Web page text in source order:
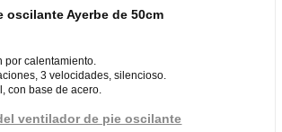
oscilante Ayerbe de 50cm
por calentamiento.
3 velocidades, silencioso.
con base de acero.
ventilador de pie oscilante